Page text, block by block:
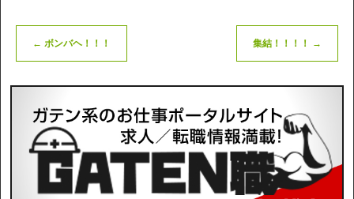
← ボンバヘ！！！ 集結！！！！ →